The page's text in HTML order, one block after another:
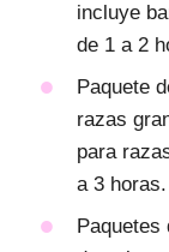
incluye
de 1 a 2
Paquete
razas
para
a 3 horas.
Paquetes